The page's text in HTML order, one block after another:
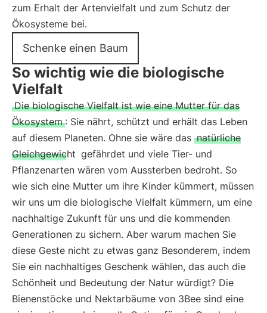
zum Erhalt der Artenvielfalt und zum Schutz der
Ökosysteme bei.
Schenke einen Baum
So wichtig wie die biologische
Vielfalt
Die biologische Vielfalt ist wie eine Mutter für das
Ökosystem : Sie nährt, schützt und erhält das Leben
auf diesem Planeten. Ohne sie wäre das natürliche
Gleichgewicht gefährdet und viele Tier- und
Pflanzenarten wären vom Aussterben bedroht. So
wie sich eine Mutter um ihre Kinder kümmert, müssen
wir uns um die biologische Vielfalt kümmern, um eine
nachhaltige Zukunft für uns und die kommenden
Generationen zu sichern. Aber warum machen Sie
diese Geste nicht zu etwas ganz Besonderem, indem
Sie ein nachhaltiges Geschenk wählen, das auch die
Schönheit und Bedeutung der Natur würdigt? Die
Bienenstöcke und Nektarbäume von 3Bee sind eine